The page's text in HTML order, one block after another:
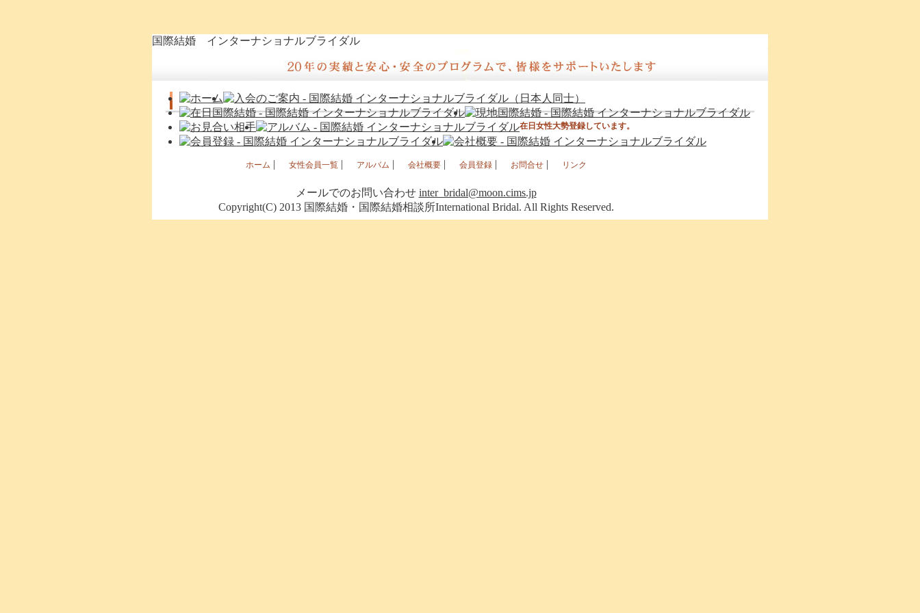
国際結婚 インターナショナルブライダル
在日女性大勢登録しています。
ホーム | 女性会員一覧| アルバム | 会社概要| 会員登録| お問合せ| リンク
メールでのお問い合わせ inter_bridal@moon.cims.jp
Copyright(C) 2013 国際結婚・国際結婚相談所International Bridal. All Rights Reserved.